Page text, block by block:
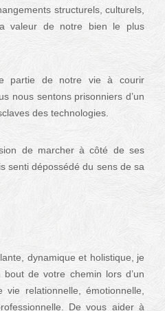
structurels, culturels,
valeur de notre bien le plus
partie de notre vie à courir
nous sentons prisonniers d’un
des technologies.
de marcher à côté de ses
senti dépossédé du sens de sa
dynamique et holistique, je
bout de votre chemin lors d’un
relationnelle, émotionnelle,
De vous aider à